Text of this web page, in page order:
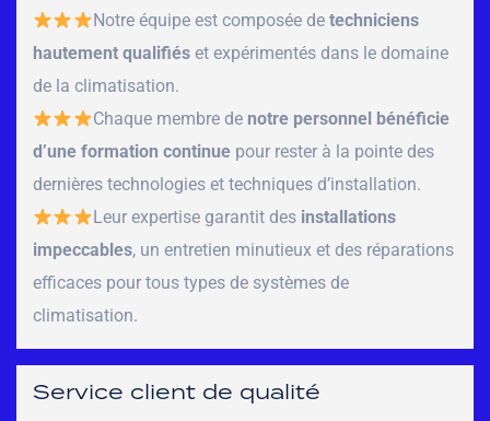
Notre équipe est composée de techniciens
hautement qualifiés et expérimentés dans le domaine
de la climatisation.
Chaque membre de notre personnel bénéficie
d’une formation continue pour rester à la pointe des
dernières technologies et techniques d’installation.
Leur expertise garantit des installations
impeccables, un entretien minutieux et des réparations
efficaces pour tous types de systèmes de
climatisation.
Service client de qualité